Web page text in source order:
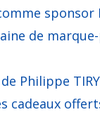
sponsor
de
Philippe
cadeaux